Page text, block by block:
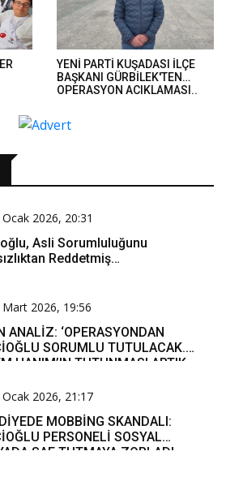
YENİ PARTİ KUŞADASI İLÇE
BAŞKANI GÜRBİLEK'TEN
OPERASYON AÇIKLAMASI..
2026, 20:31
Asli Sorumluluğunu
Reddetmiş…
Mart 2026, 19:56
ANALİZ: ‘OPERASYONDAN
SORUMLU TUTULACAK.
HANIM’IN TUTUNMASI ARTIK
Ocak 2026, 21:17
MOBBİNG SKANDALI:
PERSONELİ SOSYAL
SAF TUTMAYA ZORLADI